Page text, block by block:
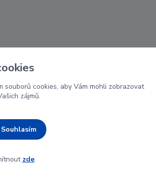
souborů cookies, aby Vám mohli zobrazovat
zájmů.
Souhlasím
zde.